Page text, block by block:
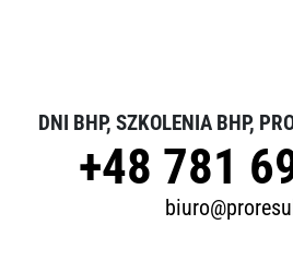
DNI BHP, SZKOLENIA BHP,
+48 781